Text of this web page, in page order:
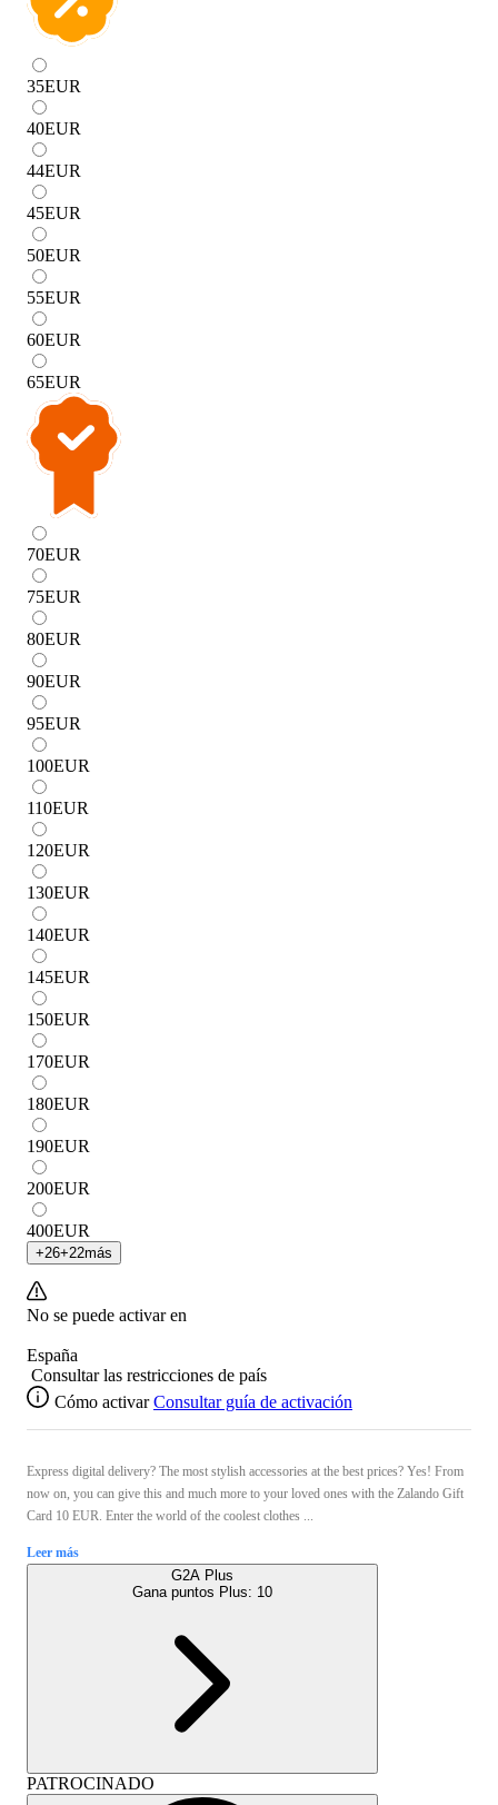
35EUR
40EUR
44EUR
45EUR
50EUR
55EUR
60EUR
65EUR
70EUR
75EUR
80EUR
90EUR
95EUR
100EUR
110EUR
120EUR
130EUR
140EUR
145EUR
150EUR
170EUR
180EUR
190EUR
200EUR
400EUR
+26+22más
No se puede activar en
España
Consultar las restricciones de país
Cómo activar Consultar guía de activación
Express digital delivery? The most stylish accessories at the best prices? Yes! From
now on, you can give this and much more to your loved ones with the Zalando Gift
Card 10 EUR. Enter the world of the coolest clothes ...
Leer más
G2A Plus
Gana puntos Plus: 10
PATROCINADO